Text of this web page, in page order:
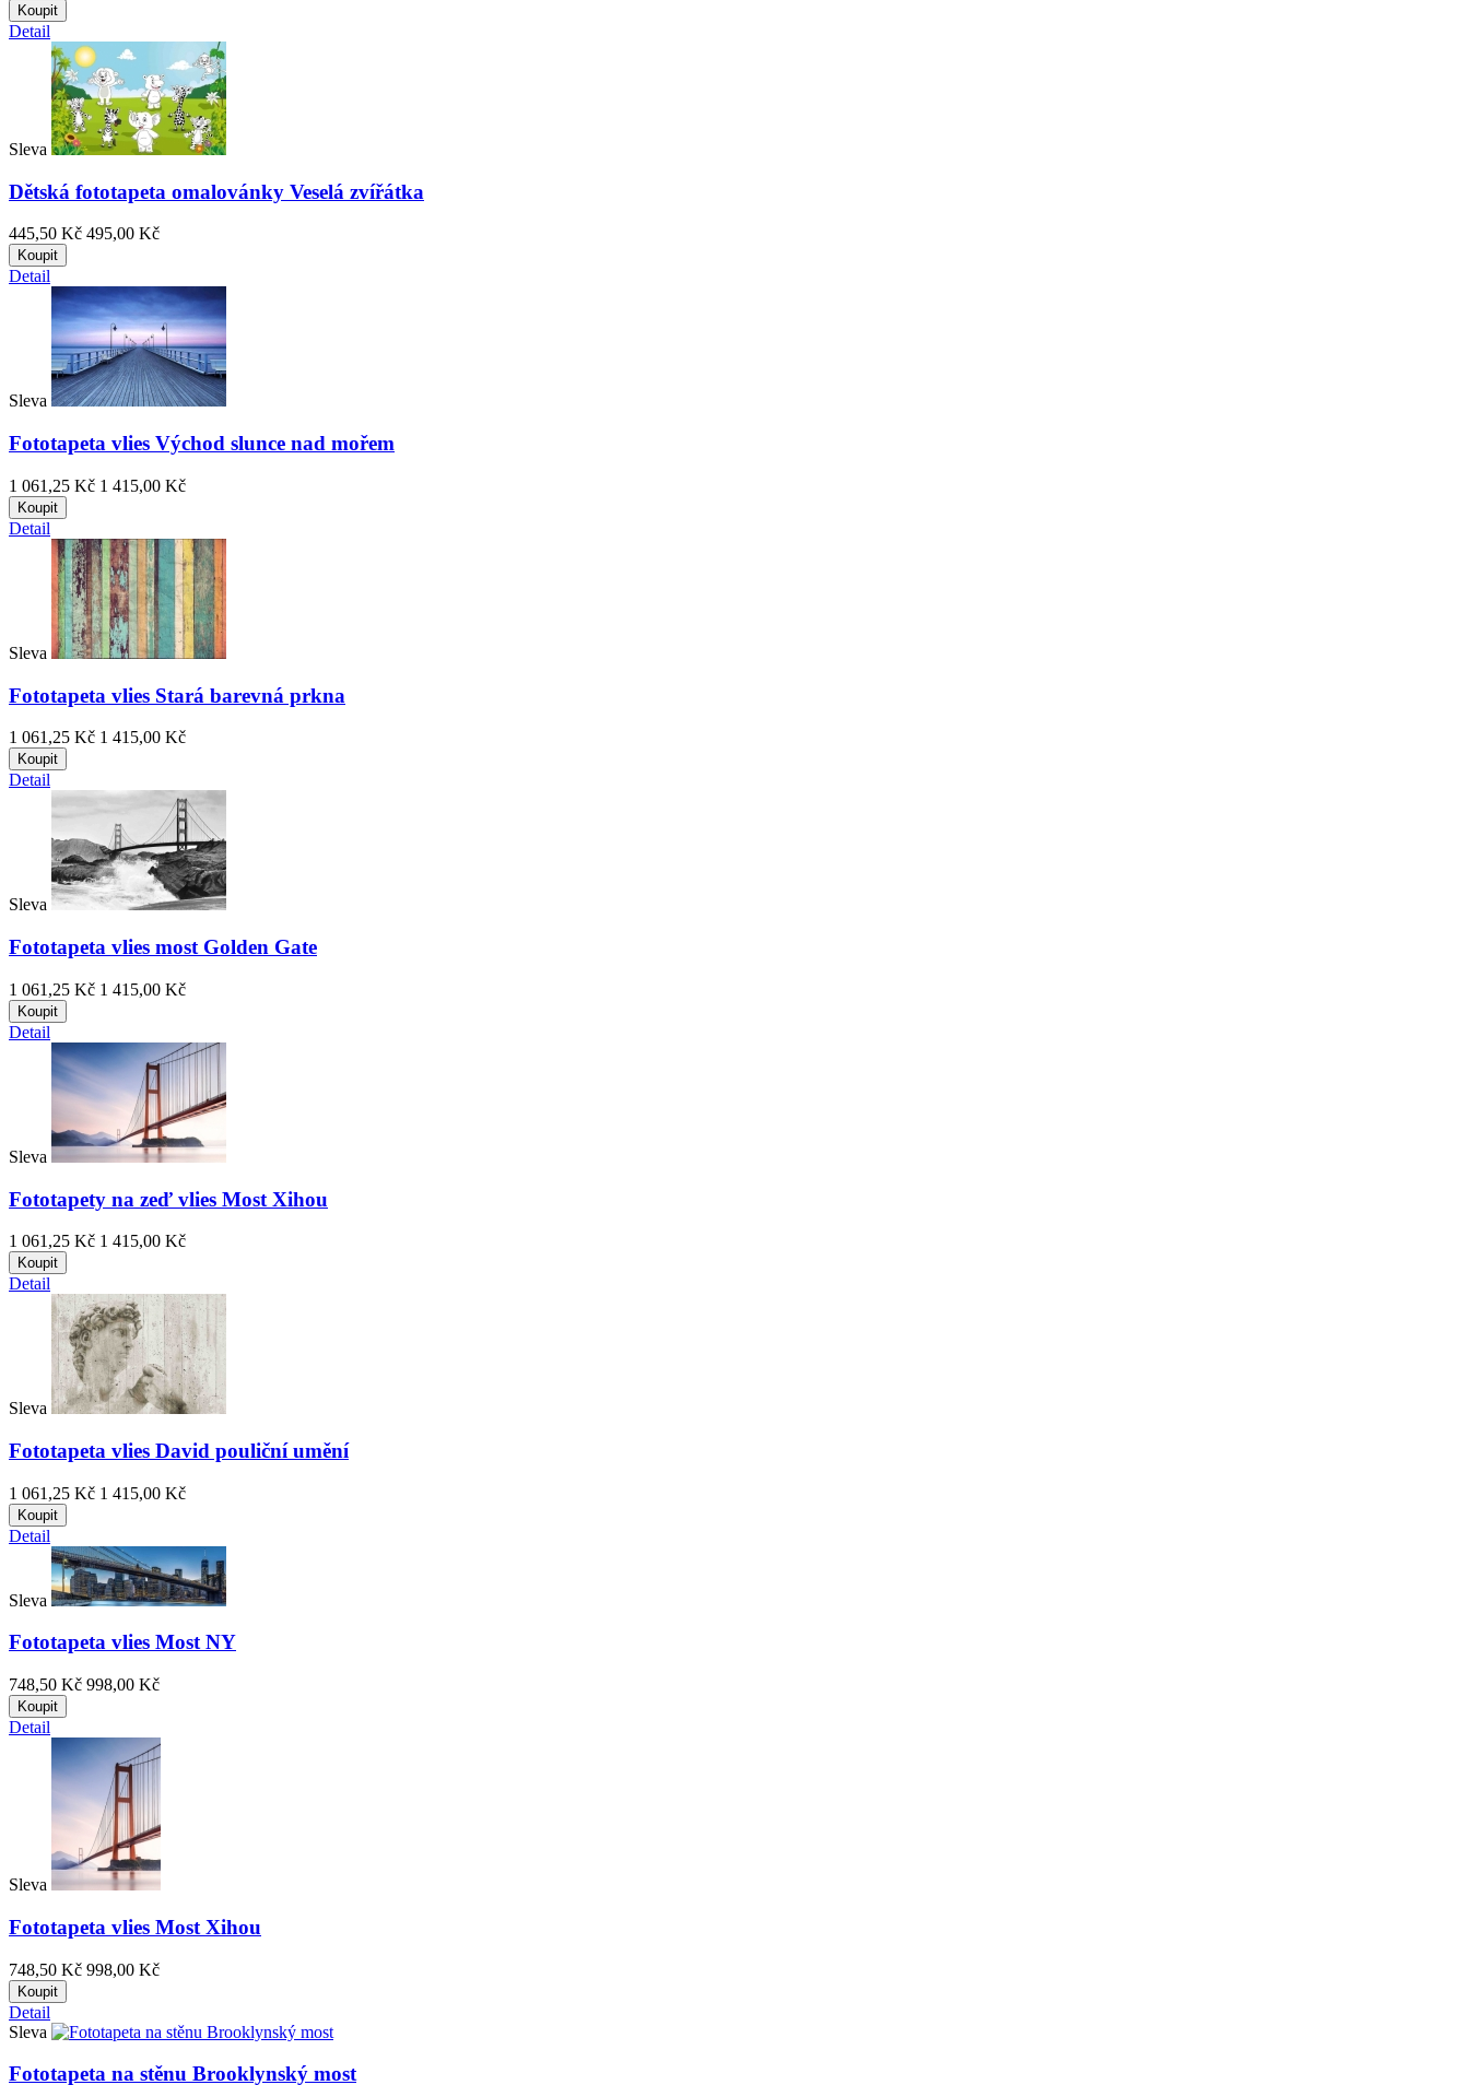
Koupit
Detail
Sleva
Dětská fototapeta omalovánky Veselá zvířátka
445,50 Kč 495,00 Kč
Koupit
Detail
Sleva
Fototapeta vlies Východ slunce nad mořem
1 061,25 Kč 1 415,00 Kč
Koupit
Detail
Sleva
Fototapeta vlies Stará barevná prkna
1 061,25 Kč 1 415,00 Kč
Koupit
Detail
Sleva
Fototapeta vlies most Golden Gate
1 061,25 Kč 1 415,00 Kč
Koupit
Detail
Sleva
Fototapety na zeď vlies Most Xihou
1 061,25 Kč 1 415,00 Kč
Koupit
Detail
Sleva
Fototapeta vlies David pouliční umění
1 061,25 Kč 1 415,00 Kč
Koupit
Detail
Sleva
Fototapeta vlies Most NY
748,50 Kč 998,00 Kč
Koupit
Detail
Sleva
Fototapeta vlies Most Xihou
748,50 Kč 998,00 Kč
Koupit
Detail
Sleva
Fototapeta na stěnu Brooklynský most